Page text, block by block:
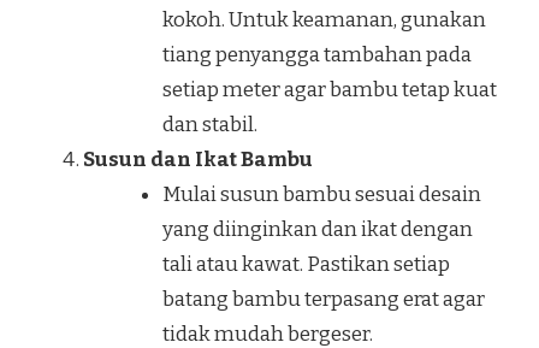
kokoh. Untuk keamanan, gunakan
tiang penyangga tambahan pada
setiap meter agar bambu tetap kuat
dan stabil.
Susun dan Ikat Bambu
Mulai susun bambu sesuai desain
yang diinginkan dan ikat dengan
tali atau kawat. Pastikan setiap
batang bambu terpasang erat agar
tidak mudah bergeser.